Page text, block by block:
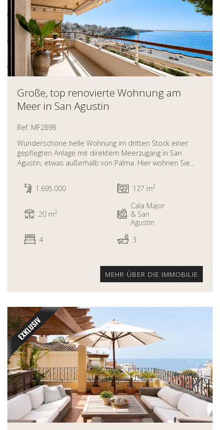
Große, top renovierte Wohnung am
Meer in San Agustin
Ref. MF2898
Wunderschöne helle Wohnung im dritten Stock einer
gepflegten Anlage mit direktem Meerzugang in San
Agustin, etwas außerhalb von Palma. Hier wohnen Sie...
1.695.000 127 m2
20 m2
Cala Major
& San
Agustin
4
3
MEHR ÜBER DIE IMMOBILIE